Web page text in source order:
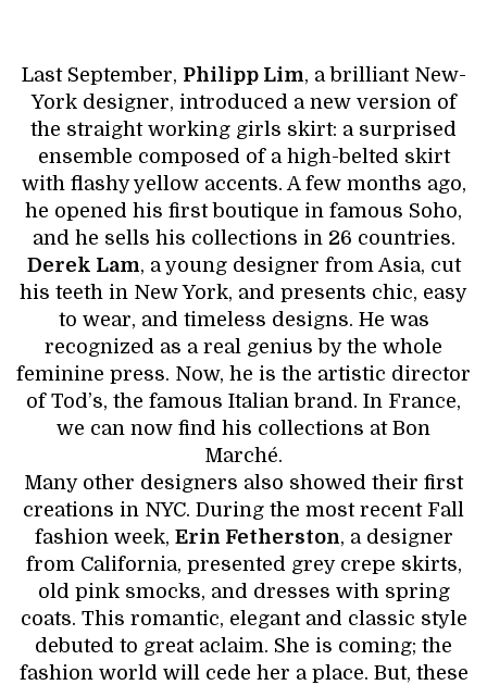
Last September, Philipp Lim, a brilliant New-
York designer, introduced a new version of
the straight working girls skirt: a surprised
ensemble composed of a high-belted skirt
with flashy yellow accents. A few months ago,
he opened his first boutique in famous Soho,
and he sells his collections in 26 countries.
Derek Lam, a young designer from Asia, cut
his teeth in New York, and presents chic, easy
to wear, and timeless designs. He was
recognized as a real genius by the whole
feminine press. Now, he is the artistic director
of Tod’s, the famous Italian brand. In France,
we can now find his collections at Bon
Marché.
Many other designers also showed their first
creations in NYC. During the most recent Fall
fashion week, Erin Fetherston, a designer
from California, presented grey crepe skirts,
old pink smocks, and dresses with spring
coats. This romantic, elegant and classic style
debuted to great aclaim. She is coming; the
fashion world will cede her a place. But, these